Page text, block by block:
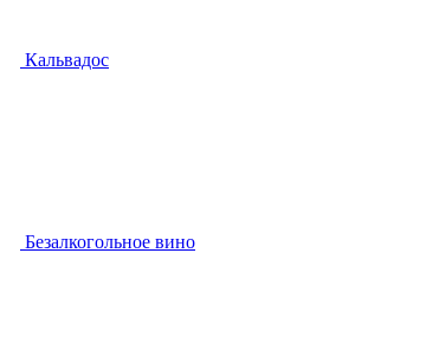
Кальвадос
Безалкогольное вино